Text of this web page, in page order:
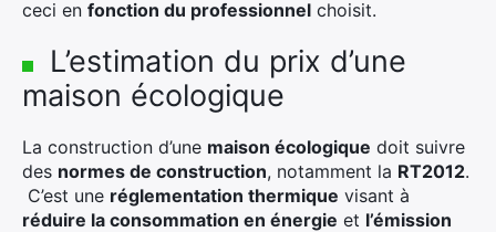
ceci en fonction du professionnel choisit.
L’estimation du prix d’une
maison écologique
La construction d’une maison écologique doit suivre
des normes de construction, notamment la RT2012.
C’est une réglementation thermique visant à
réduire la consommation en énergie et l’émission